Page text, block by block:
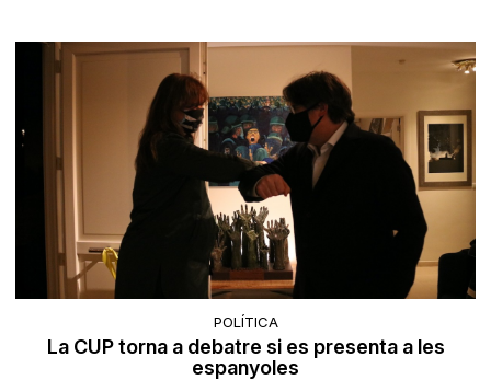
POLÍTICA
La CUP torna a debatre si es presenta a les
espanyoles